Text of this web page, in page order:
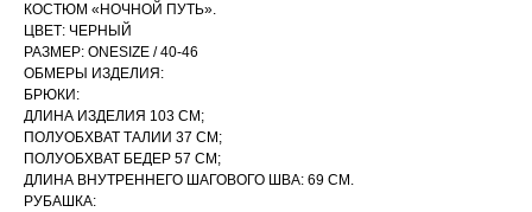
КОСТЮМ «НОЧНОЙ ПУТЬ».
ЦВЕТ: ЧЕРНЫЙ
РАЗМЕР: ONESIZE / 40-46
ОБМЕРЫ ИЗДЕЛИЯ:
БРЮКИ:
ДЛИНА ИЗДЕЛИЯ 103 СМ;
ПОЛУОБХВАТ ТАЛИИ 37 СМ;
ПОЛУОБХВАТ БЕДЕР 57 СМ;
ДЛИНА ВНУТРЕННЕГО ШАГОВОГО ШВА: 69 СМ.
РУБАШКА: